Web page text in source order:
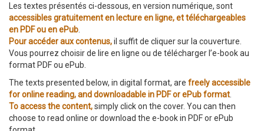
Les textes présentés ci-dessous, en version numérique, sont
accessibles gratuitement en lecture en ligne, et téléchargeables
en PDF ou en ePub
Pour accéder aux contenus,il suffit de cliquer sur la couverture.
Vous pourrez choisir de lire en ligne ou de télécharger l’e-book au
format PDF ou ePub.
The texts presented below, in digital format, are freely accessible
for online reading, and downloadable in PDF or ePub format
To access the content,simply click on the cover. You can then
choose to read online or download the e-book in PDF or ePub